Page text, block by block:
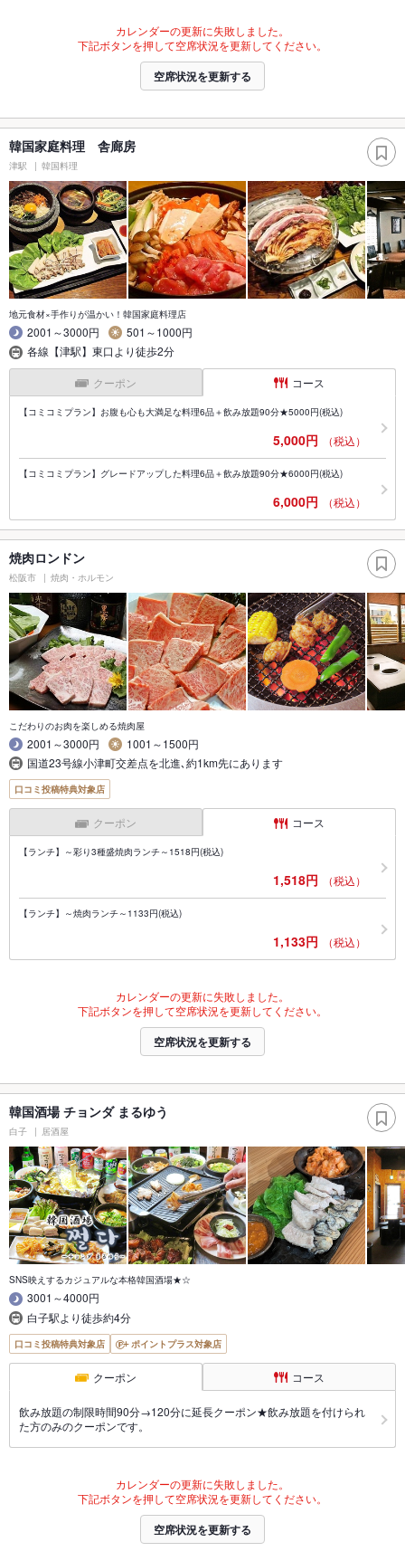
カレンダーの更新に失敗しました。
下記ボタンを押して空席状況を更新してください。
空席状況を更新する
韓国家庭料理 舎廊房
津駅 韓国料理
地元食材×手作りが温かい！韓国家庭料理店
2001～3000円
501～1000円
各線【津駅】東口より徒歩2分
クーポン コース
【コミコミプラン】お腹も心も大満足な料理6品＋飲み放題90分★5000円(税込)
5,000円 （税込）
【コミコミプラン】グレードアップした料理6品＋飲み放題90分★6000円(税込)
6,000円 （税込）
焼肉ロンドン
松阪市 焼肉・ホルモン
こだわりのお肉を楽しめる焼肉屋
2001～3000円
1001～1500円
国道23号線小津町交差点を北進､約1km先にあります
口コミ投稿特典対象店
クーポン コース
【ランチ】～彩り3種盛焼肉ランチ～1518円(税込)
1,518円 （税込）
【ランチ】～焼肉ランチ～1133円(税込)
1,133円 （税込）
カレンダーの更新に失敗しました。
下記ボタンを押して空席状況を更新してください。
空席状況を更新する
韓国酒場 チョンダ まるゆう
白子 居酒屋
SNS映えするカジュアルな本格韓国酒場★☆
3001～4000円
白子駅より徒歩約4分
口コミ投稿特典対象店 ポイントプラス対象店
クーポン コース
飲み放題の制限時間90分→120分に延長クーポン★飲み放題を付けられ
た方のみのクーポンです。
カレンダーの更新に失敗しました。
下記ボタンを押して空席状況を更新してください。
空席状況を更新する